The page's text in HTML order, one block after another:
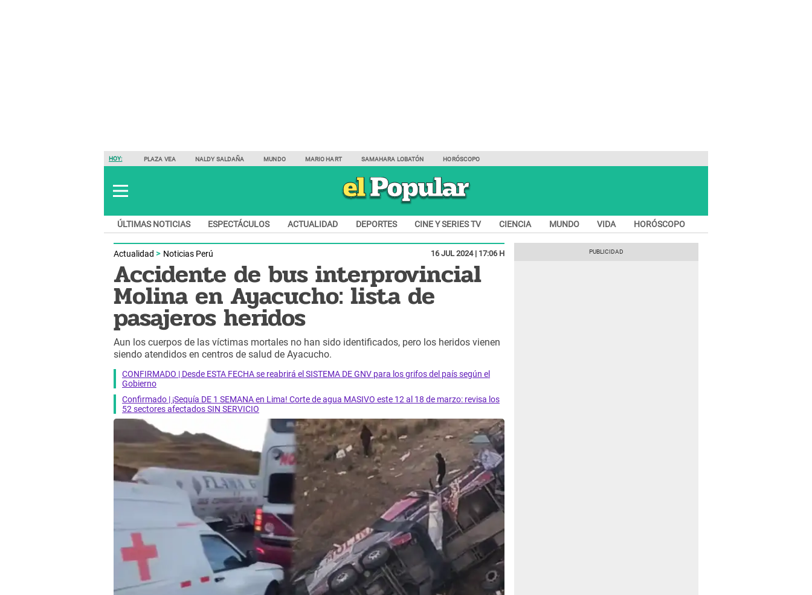
HOY: PLAZA VEA NALDY SALDAÑA MUNDO MARIO HART SAMAHARA LOBATÓN HORÓSCOPO
ÚLTIMAS NOTICIAS ESPECTÁCULOS ACTUALIDAD DEPORTES CINE Y SERIES TV CIENCIA MUNDO VIDA HORÓSCOPO
Actualidad Noticias Perú 16 JUL 2024 | 17:06 H
Accidente de bus interprovincial
Molina en Ayacucho: lista de
pasajeros heridos
Aun los cuerpos de las víctimas mortales no han sido identificados, pero los heridos vienen
siendo atendidos en centros de salud de Ayacucho.
CONFIRMADO | Desde ESTA FECHA se reabrirá el SISTEMA DE GNV para los grifos del país según el
Gobierno
Confirmado | ¡Sequía DE 1 SEMANA en Lima! Corte de agua MASIVO este 12 al 18 de marzo: revisa los
52 sectores afectados SIN SERVICIO